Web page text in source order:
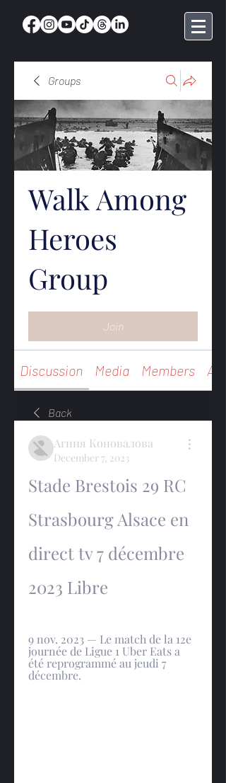
Groups
Walk Among
Heroes
Group
Join
Discussion Media Members
Back
Агния Коновалова
December 7, 2023
Stade Brestois 29 RC
Strasbourg Alsace en
direct tv 7 décembre
2023 Libre
9 nov. 2023 — Le match de la 12e
journée de Ligue 1 Uber Eats a
été reprogrammé au jeudi 7
décembre.